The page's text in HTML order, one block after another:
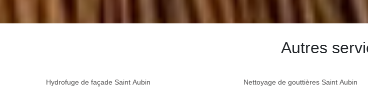
Autres
Hydrofuge de façade Saint Aubin Nettoyage de gouttières Saint Aubin